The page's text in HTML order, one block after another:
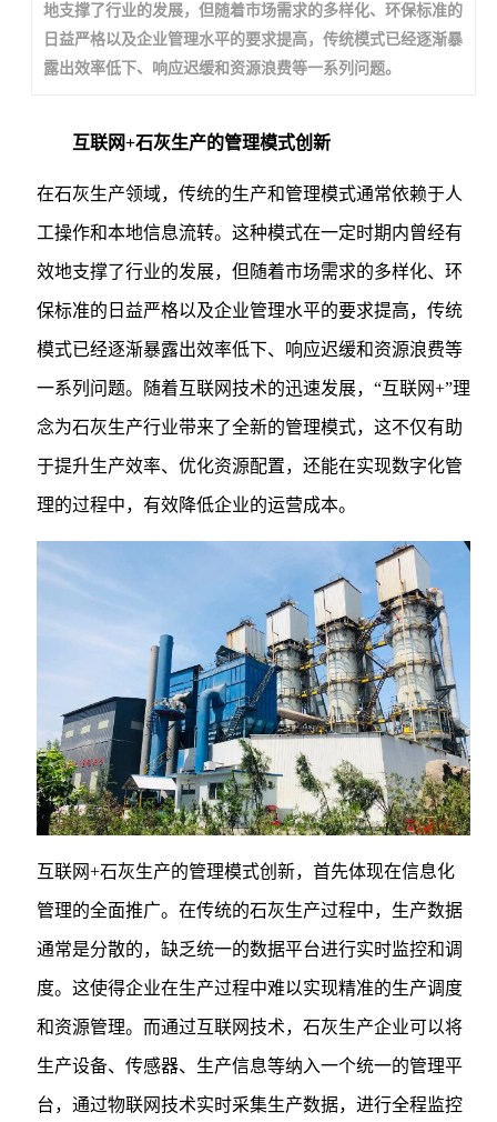
地支撑了行业的发展，但随着市场需求的多样化、环保标准的
日益严格以及企业管理水平的要求提高，传统模式已经逐渐暴
露出效率低下、响应迟缓和资源浪费等一系列问题。
互联网+石灰生产的管理模式创新
在石灰生产领域，传统的生产和管理模式通常依赖于人
工操作和本地信息流转。这种模式在一定时期内曾经有
效地支撑了行业的发展，但随着市场需求的多样化、环
保标准的日益严格以及企业管理水平的要求提高，传统
模式已经逐渐暴露出效率低下、响应迟缓和资源浪费等
一系列问题。随着互联网技术的迅速发展，“互联网+”理
念为石灰生产行业带来了全新的管理模式，这不仅有助
于提升生产效率、优化资源配置，还能在实现数字化管
理的过程中，有效降低企业的运营成本。
互联网+石灰生产的管理模式创新，首先体现在信息化
管理的全面推广。在传统的石灰生产过程中，生产数据
通常是分散的，缺乏统一的数据平台进行实时监控和调
度。这使得企业在生产过程中难以实现精准的生产调度
和资源管理。而通过互联网技术，石灰生产企业可以将
生产设备、传感器、生产信息等纳入一个统一的管理平
台，通过物联网技术实时采集生产数据，进行全程监控